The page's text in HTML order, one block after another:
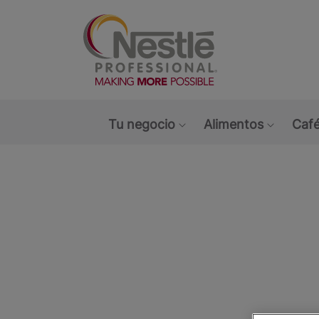
Tu negocio
Show submenu: Tu
Alimentos
Show